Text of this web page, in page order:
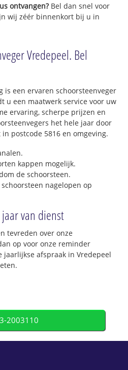
ontvangen?Bel dan snel voor
wij zéér binnenkort bij u in
Vredepeel. Bel
is een ervaren schoorsteenveger
u een maatwerk service voor uw
ervaring, scherpe prijzen en
het hele jaar door
postcode 5816 en omgeving.
kappen mogelijk.
de schoorsteen.
nagelopen op
van dienst
tevreden over onze
op voor onze reminder
jaarlijkse afspraak in Vredepeel
2003110